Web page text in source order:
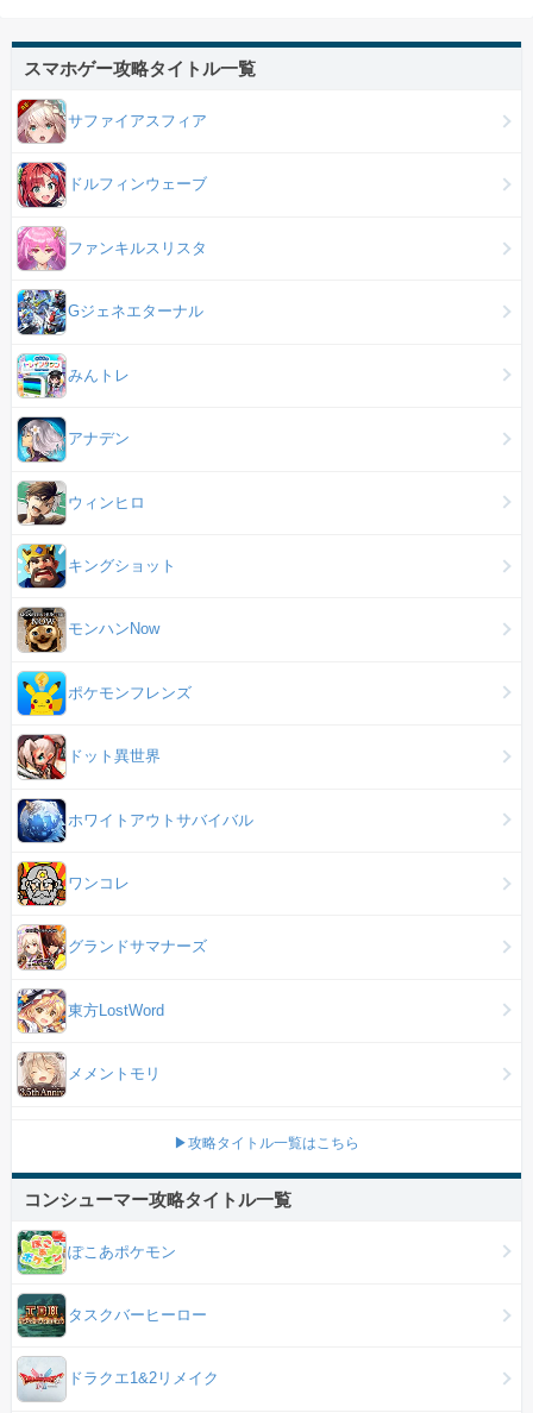
スマホゲー攻略タイトル一覧
サファイアスフィア
ドルフィンウェーブ
ファンキルスリスタ
Gジェネエターナル
みんトレ
アナデン
ウィンヒロ
キングショット
モンハンNow
ポケモンフレンズ
ドット異世界
ホワイトアウトサバイバル
ワンコレ
グランドサマナーズ
東方LostWord
メメントモリ
▶攻略タイトル一覧はこちら
コンシューマー攻略タイトル一覧
ぽこあポケモン
タスクバーヒーロー
ドラクエ1&2リメイク